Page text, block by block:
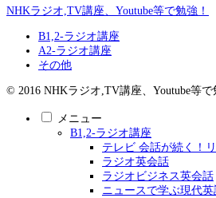
NHKラジオ,TV講座、Youtube等で勉強！
B1,2-ラジオ講座
A2-ラジオ講座
その他
© 2016 NHKラジオ,TV講座、Youtube等で
メニュー
B1,2-ラジオ講座
テレビ 会話が続く！
ラジオ英会話
ラジオビジネス英会話
ニュースで学ぶ現代英